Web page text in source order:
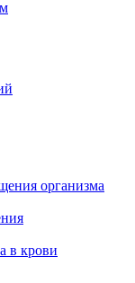
организма
в крови